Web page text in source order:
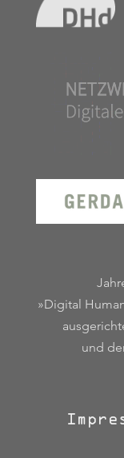
»Digital
und